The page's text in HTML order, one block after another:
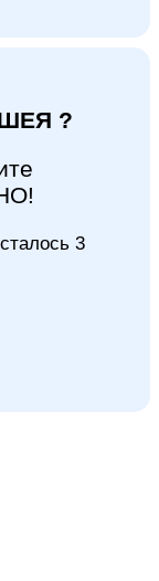
?
3